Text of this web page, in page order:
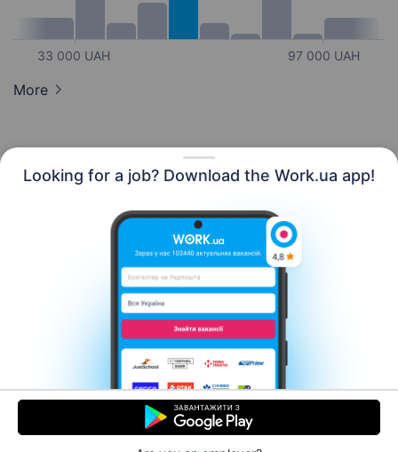
Looking for a job? Download the Work.ua app!
33 000 UAH 97 000 UAH
More
Contact us About us
Сareer
Help Terms of use